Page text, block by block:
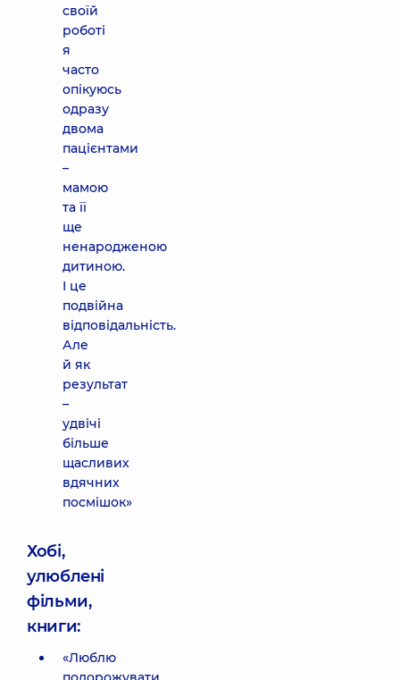
своїй
роботі
я
часто
опікуюсь
одразу
двома
пацієнтами
–
мамою
та її
ще
ненародженою
дитиною.
І це
подвійна
відповідальність.
Але
й як
результат
–
удвічі
більше
щасливих
вдячних
посмішок»
Хобі,
улюблені
фільми,
книги:
«Люблю